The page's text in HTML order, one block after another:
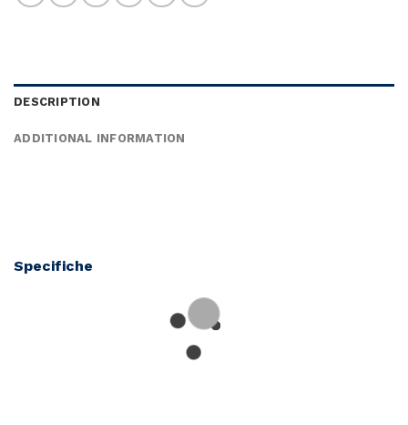
DESCRIPTION
ADDITIONAL INFORMATION
Specifiche